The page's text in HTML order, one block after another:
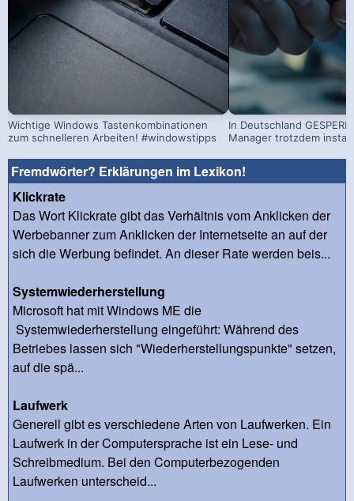
Wichtige Windows Tastenkombinationen
zum schnelleren Arbeiten! #windowstipps
In Deutschland
Manager trotzdem
Fremdwörter? Erklärungen im Lexikon!
Klickrate
Das Wort Klickrate gibt das Verhältnis vom Anklicken der
Werbebanner zum Anklicken der Internetseite an auf der
sich die Werbung befindet. An dieser Rate werden beis...
Systemwiederherstellung
Microsoft hat mit Windows ME die
Systemwiederherstellung eingeführt: Während des
Betriebes lassen sich "Wiederherstellungspunkte" setzen,
auf die spä...
Laufwerk
Generell gibt es verschiedene Arten von Laufwerken. Ein
Laufwerk in der Computersprache ist ein Lese- und
Schreibmedium. Bei den Computerbezogenden
Laufwerken unterscheid...